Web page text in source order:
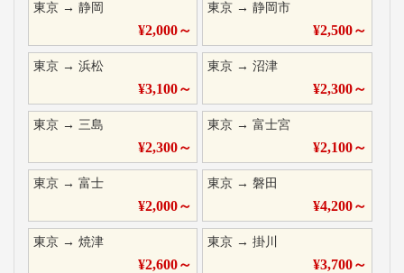
東京 → 静岡
¥2,000～
東京 →静岡市
¥2,500～
東京 → 浜松
¥3,100～
東京 →沼津
¥2,300～
東京 → 三島
¥2,300～
東京 →富士宮
¥2,100～
東京 → 富士
¥2,000～
東京 →磐田
¥4,200～
東京 → 焼津
¥2,600～
東京 →掛川
¥3,700～